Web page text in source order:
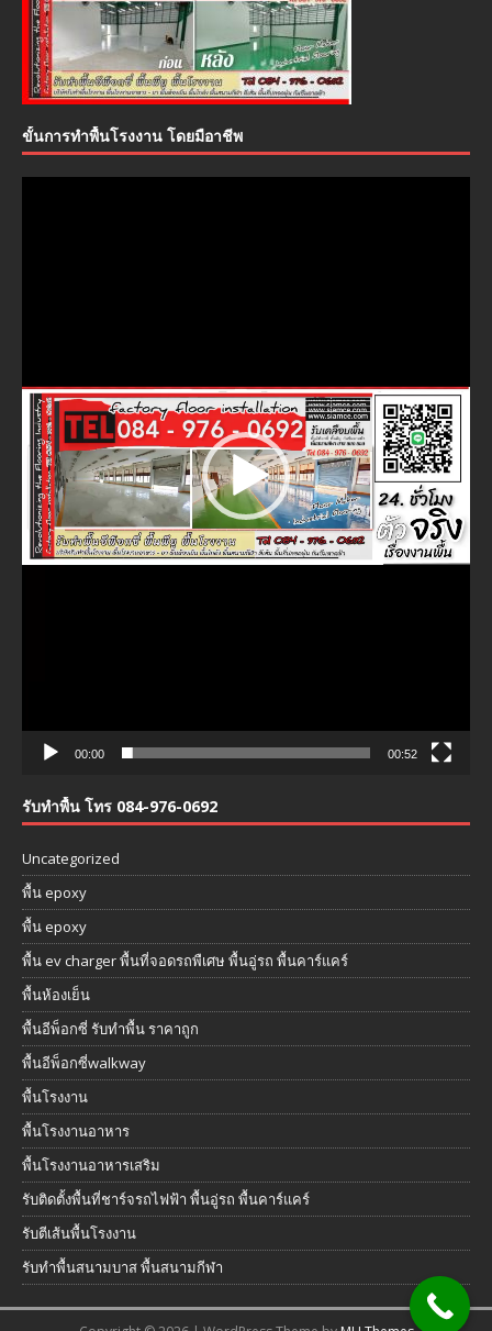
ขั้นการทำพื้นโรงงาน โดยมือาชีพ
00:00 00:52
รับทำพื้น โทร 084-976-0692
Uncategorized
พื้น epoxy
พื้น epoxy
พื้น ev charger พื้นที่จอดรถพืเศษ พื้นอู่รถ พื้นคาร์แคร์
พื้นห้องเย็น
พื้นอีพ็อกซี่ รับทำพื้น ราคาถูก
พื้นอีพ็อกซี่walkway
พื้นโรงงาน
พื้นโรงงานอาหาร
พื้นโรงงานอาหารเสริม
รับติดตั้งพื้นที่ชาร์จรถไฟฟ้า พื้นอู่รถ พื้นคาร์แคร์
รับตีเส้นพื้นโรงงาน
รับทำพื้นสนามบาส พื้นสนามกีฬา